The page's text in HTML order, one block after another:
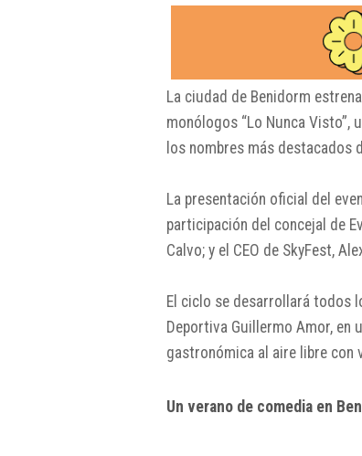
La ciudad de Benidorm
monólogos “Lo Nunca Visto”,
los nombres más destacados
La presentación oficial del
participación del concejal de
Calvo; y el CEO de SkyFest,
El ciclo se desarrollará todos
Deportiva Guillermo Amor, en
gastronómica al aire libre con
Un verano de comedia en